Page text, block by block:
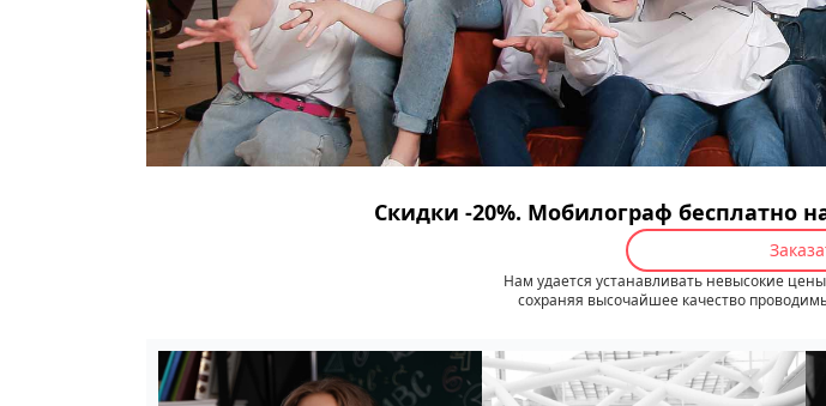
Скидки -20%. Мобилограф бесплатно
Нам удается устанавливать невысокие
сохраняя высочайшее качество